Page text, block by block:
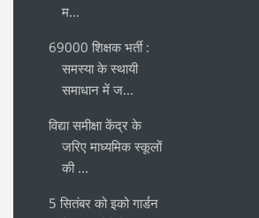
म...
69000 शिक्षक भर्ती :
समस्या के स्थायी
समाधान में ज...
विद्या समीक्षा केंद्र के
जरिए माध्यमिक स्कूलों
की ...
5 सितंबर को इको गार्डन